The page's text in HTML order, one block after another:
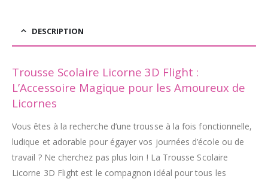
DESCRIPTION
Trousse Scolaire Licorne 3D Flight :
L’Accessoire Magique pour les Amoureux de
Licornes
Vous êtes à la recherche d’une trousse à la fois fonctionnelle,
ludique et adorable pour égayer vos journées d’école ou de
travail ? Ne cherchez pas plus loin ! La Trousse Scolaire
Licorne 3D Flight est le compagnon idéal pour tous les